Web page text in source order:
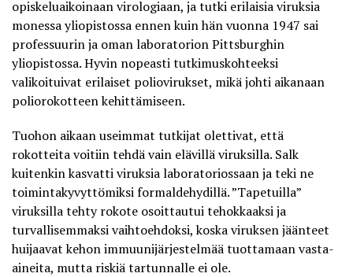
opiskeluaikoinaan virologiaan, ja tutki erilaisia viruksia
monessa yliopistossa ennen kuin hän vuonna 1947 sai
professuurin ja oman laboratorion Pittsburghin
yliopistossa. Hyvin nopeasti tutkimuskohteeksi
valikoituivat erilaiset poliovirukset, mikä johti aikanaan
poliorokotteen kehittämiseen.
Tuohon aikaan useimmat tutkijat olettivat, että
rokotteita voitiin tehdä vain elävillä viruksilla. Salk
kuitenkin kasvatti viruksia laboratoriossaan ja teki ne
toimintakyvyttömiksi formaldehydillä. ”Tapetuilla”
viruksilla tehty rokote osoittautui tehokkaaksi ja
turvallisemmaksi vaihtoehdoksi, koska viruksen jäänteet
huijaavat kehon immuunijärjestelmää tuottamaan vasta-
aineita, mutta riskiä tartunnalle ei ole.